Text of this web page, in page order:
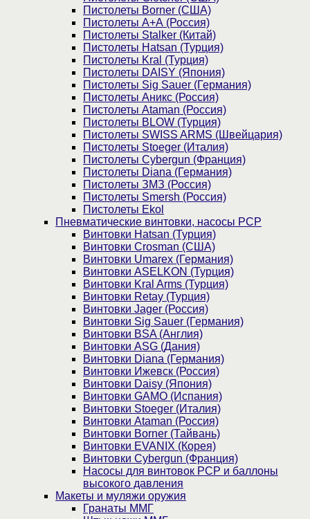
Пистолеты Borner (США)
Пистолеты А+А (Россия)
Пистолеты Stalker (Китай)
Пистолеты Hatsan (Турция)
Пистолеты Kral (Турция)
Пистолеты DAISY (Япония)
Пистолеты Sig Sauer (Германия)
Пистолеты Аникс (Россия)
Пистолеты Ataman (Россия)
Пистолеты BLOW (Турция)
Пистолеты SWISS ARMS (Швейцария)
Пистолеты Stoeger (Италия)
Пистолеты Cybergun (Франция)
Пистолеты Diana (Германия)
Пистолеты ЗМЗ (Россия)
Пистолеты Smersh (Россия)
Пистолеты Ekol
Пневматические винтовки, насосы PCP
Винтовки Hatsan (Турция)
Винтовки Crosman (США)
Винтовки Umarex (Германия)
Винтовки ASELKON (Турция)
Винтовки Kral Arms (Турция)
Винтовки Retay (Турция)
Винтовки Jager (Россия)
Винтовки Sig Sauer (Германия)
Винтовки BSA (Англия)
Винтовки ASG (Дания)
Винтовки Diana (Германия)
Винтовки Ижевск (Россия)
Винтовки Daisy (Япония)
Винтовки GAMO (Испания)
Винтовки Stoeger (Италия)
Винтовки Ataman (Россия)
Винтовки Borner (Тайвань)
Винтовки EVANIX (Корея)
Винтовки Cybergun (Франция)
Насосы для винтовок PCP и баллоны
высокого давления
Макеты и муляжи оружия
Гранаты ММГ